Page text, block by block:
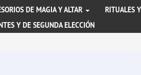
DE MAGIA Y ALTAR
RITUALES
Y DE SEGUNDA ELECCIÓN